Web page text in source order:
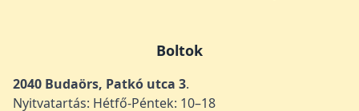
Boltok
2040 Budaörs, Patkó utca 3.
Nyitvatartás: Hétfő-Péntek: 10–18